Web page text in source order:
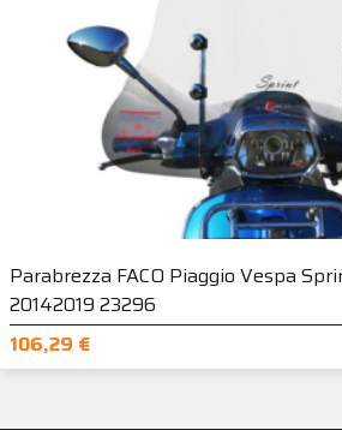
Parabrezza FACO Piaggio Vespa
20142019 23296
106,29 €